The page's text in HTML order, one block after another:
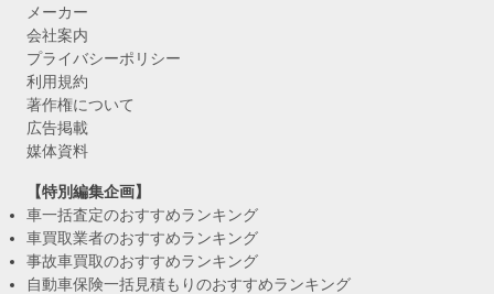
メーカー
会社案内
プライバシーポリシー
利用規約
著作権について
広告掲載
媒体資料
【特別編集企画】
車一括査定のおすすめランキング
車買取業者のおすすめランキング
事故車買取のおすすめランキング
自動車保険一括見積もりのおすすめランキング